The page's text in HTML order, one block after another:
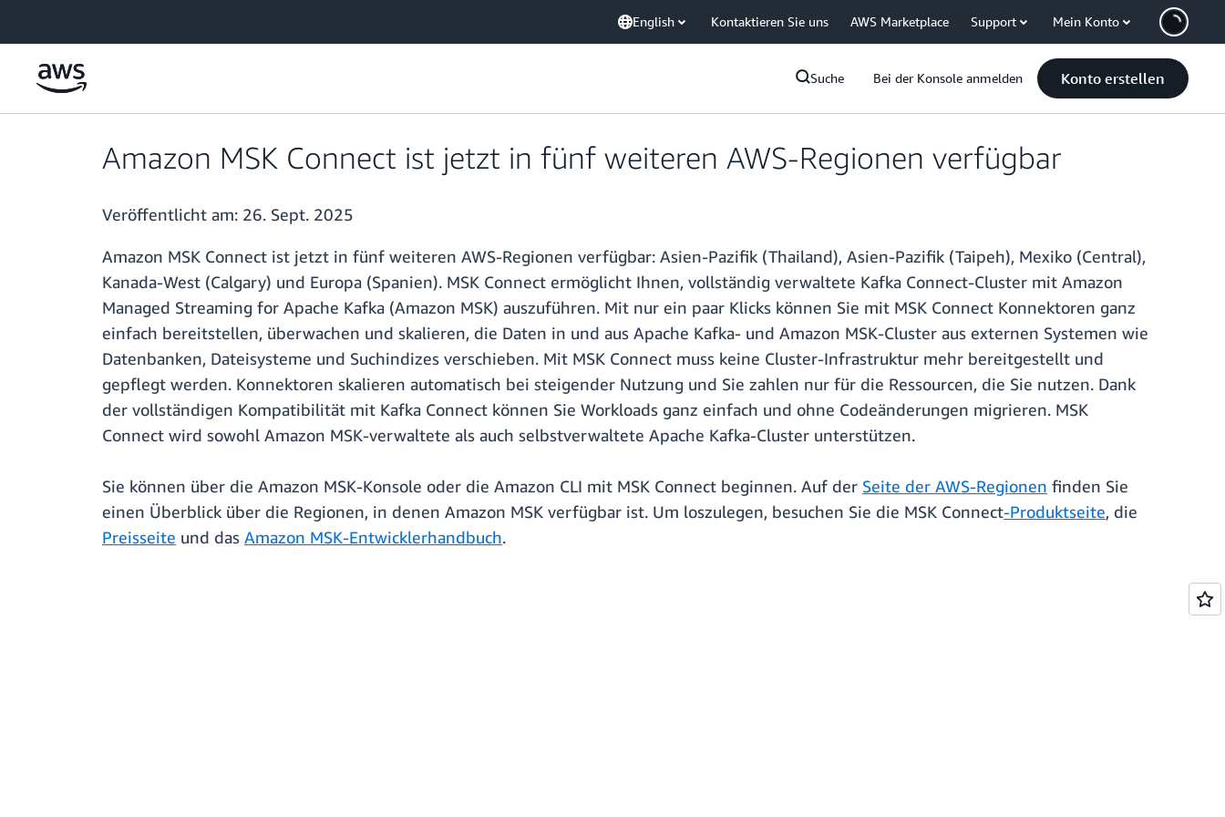
English Kontaktieren Sie uns AWS Marketplace Support Mein Konto
Suche Bei der Konsole anmelden Konto erstellen
Amazon MSK Connect ist jetzt in fünf weiteren AWS-Regionen verfügbar
Veröffentlicht am: 26. Sept. 2025
Amazon MSK Connect ist jetzt in fünf weiteren AWS-Regionen verfügbar: Asien-Pazifik (Thailand), Asien-Pazifik (Taipeh), Mexiko (Central),
Kanada-West (Calgary) und Europa (Spanien). MSK Connect ermöglicht Ihnen, vollständig verwaltete Kafka Connect-Cluster mit Amazon
Managed Streaming for Apache Kafka (Amazon MSK) auszuführen. Mit nur ein paar Klicks können Sie mit MSK Connect Konnektoren ganz
einfach bereitstellen, überwachen und skalieren, die Daten in und aus Apache Kafka- und Amazon MSK-Cluster aus externen Systemen wie
Datenbanken, Dateisysteme und Suchindizes verschieben. Mit MSK Connect muss keine Cluster-Infrastruktur mehr bereitgestellt und
gepflegt werden. Konnektoren skalieren automatisch bei steigender Nutzung und Sie zahlen nur für die Ressourcen, die Sie nutzen. Dank
der vollständigen Kompatibilität mit Kafka Connect können Sie Workloads ganz einfach und ohne Codeänderungen migrieren. MSK
Connect wird sowohl Amazon MSK-verwaltete als auch selbstverwaltete Apache Kafka-Cluster unterstützen.
Sie können über die Amazon MSK-Konsole oder die Amazon CLI mit MSK Connect beginnen. Auf der Seite der AWS-Regionen finden Sie
einen Überblick über die Regionen, in denen Amazon MSK verfügbar ist. Um loszulegen, besuchen Sie die MSK Connect-Produktseite, die
Preisseite und das Amazon MSK-Entwicklerhandbuch.